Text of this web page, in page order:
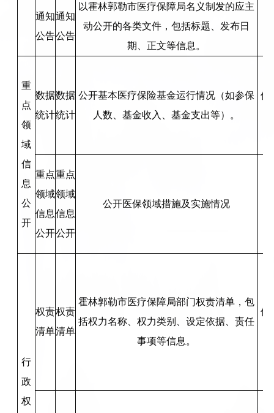
通知
公告
通知
公告
以霍林郭勒市医疗保障局名义制发的应主
动公开的各类文件，包括标题、发布日
期、正文等信息。
重
点
领
域
信
息
公
开
数据
统计
数据
统计
公开基本医疗保险基金运行情况（如参保
人数、基金收入、基金支出等）。
信
重点
领域
信息
公开
重点
领域
信息
公开
公开医保领域措施及实施情况
行
政
权
权责
清单
权责
清单
霍林郭勒市医疗保障局部门权责清单，包
括权力名称、权力类别、设定依据、责任
事项等信息。
信